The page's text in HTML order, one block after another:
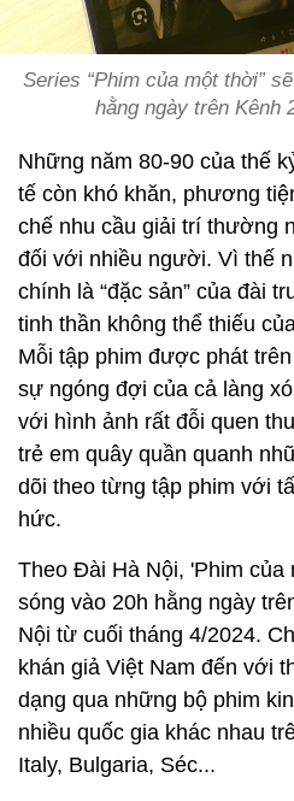
Series “Phim của một thời”
hằng ngày trên Kênh
Những năm 80-90 của thế
tế còn khó khăn, phương
chế nhu cầu giải trí thường
đối với nhiều người. Vì thế
chính là “đặc sản” của đài
tinh thần không thể thiếu
Mỗi tập phim được phát
sự ngóng đợi của cả làng
với hình ảnh rất đỗi quen
trẻ em quây quần quanh
dõi theo từng tập phim với
hức.
Theo Đài Hà Nội, 'Phim
sóng vào 20h hằng ngày
Nội từ cuối tháng 4/2024.
khán giả Việt Nam đến với
dạng qua những bộ phim
nhiều quốc gia khác nhau
Italy, Bulgaria, Séc...